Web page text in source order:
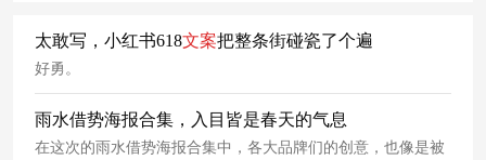
太敢写，小红书618文案把整条街碰瓷了个遍
好勇。
雨水借势海报合集，入目皆是春天的气息
在这次的雨水借势海报合集中，各大品牌们的创意，也像是被